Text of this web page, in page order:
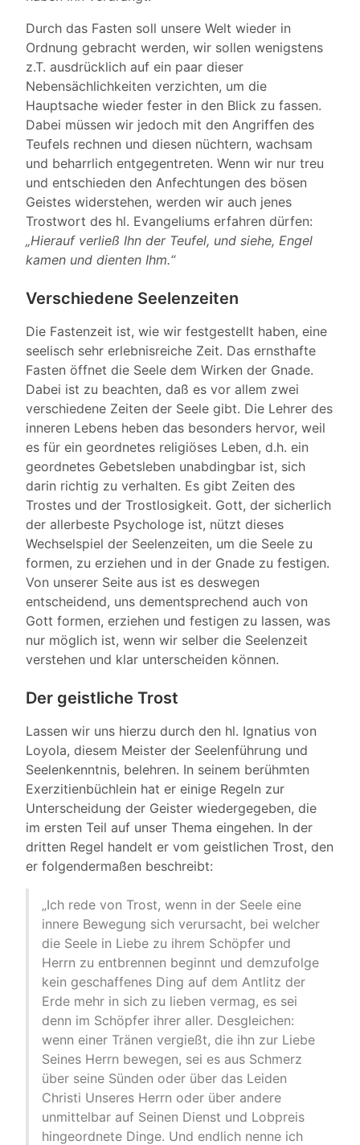
Durch das Fasten soll unsere Welt wieder in
Ordnung gebracht werden, wir sollen wenigstens
z.T. ausdrücklich auf ein paar dieser
Nebensächlichkeiten verzichten, um die
Hauptsache wieder fester in den Blick zu fassen.
Dabei müssen wir jedoch mit den Angriffen des
Teufels rechnen und diesen nüchtern, wachsam
und beharrlich entgegentreten. Wenn wir nur treu
und entschieden den Anfechtungen des bösen
Geistes widerstehen, werden wir auch jenes
Trostwort des hl. Evangeliums erfahren dürfen:
„Hierauf verließ Ihn der Teufel, und siehe, Engel
kamen und dienten Ihm.“
Verschiedene Seelenzeiten
Die Fastenzeit ist, wie wir festgestellt haben, eine
seelisch sehr erlebnisreiche Zeit. Das ernsthafte
Fasten öffnet die Seele dem Wirken der Gnade.
Dabei ist zu beachten, daß es vor allem zwei
verschiedene Zeiten der Seele gibt. Die Lehrer des
inneren Lebens heben das besonders hervor, weil
es für ein geordnetes religiöses Leben, d.h. ein
geordnetes Gebetsleben unabdingbar ist, sich
darin richtig zu verhalten. Es gibt Zeiten des
Trostes und der Trostlosigkeit. Gott, der sicherlich
der allerbeste Psychologe ist, nützt dieses
Wechselspiel der Seelenzeiten, um die Seele zu
formen, zu erziehen und in der Gnade zu festigen.
Von unserer Seite aus ist es deswegen
entscheidend, uns dementsprechend auch von
Gott formen, erziehen und festigen zu lassen, was
nur möglich ist, wenn wir selber die Seelenzeit
verstehen und klar unterscheiden können.
Der geistliche Trost
Lassen wir uns hierzu durch den hl. Ignatius von
Loyola, diesem Meister der Seelenführung und
Seelenkenntnis, belehren. In seinem berühmten
Exerzitienbüchlein hat er einige Regeln zur
Unterscheidung der Geister wiedergegeben, die
im ersten Teil auf unser Thema eingehen. In der
dritten Regel handelt er vom geistlichen Trost, den
er folgendermaßen beschreibt:
„Ich rede von Trost, wenn in der Seele eine
innere Bewegung sich verursacht, bei welcher
die Seele in Liebe zu ihrem Schöpfer und
Herrn zu entbrennen beginnt und demzufolge
kein geschaffenes Ding auf dem Antlitz der
Erde mehr in sich zu lieben vermag, es sei
denn im Schöpfer ihrer aller. Desgleichen:
wenn einer Tränen vergießt, die ihn zur Liebe
Seines Herrn bewegen, sei es aus Schmerz
über seine Sünden oder über das Leiden
Christi Unseres Herrn oder über andere
unmittelbar auf Seinen Dienst und Lobpreis
hingeordnete Dinge. Und endlich nenne ich